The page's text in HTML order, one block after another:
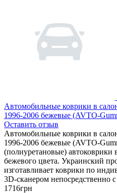
Автомобильные коврики в
1996-2006 бежевые (AVTO-
Оставить отзыв
Автомобильные коврики в
1996-2006 бежевые (AVTO-
(полиуретановые)
бежевого цвета. Украинский
изготавливает коврики по
3D-сканером непосредственно
1716грн